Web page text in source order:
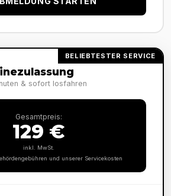
BELIEBTESTER SERVICE
& sofort losfahren
Gesamtpreis:
129 €
inkl. MwSt.
und unserer Servicekosten